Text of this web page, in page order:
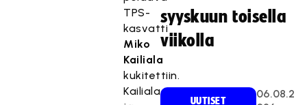
TPS-
kasvatti
Miko
Kailiala
kukitettiin.
Kailiala
syyskuun toisella
viikolla
UUTISET
06.08.2